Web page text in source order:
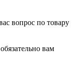
вопрос по товару
вам